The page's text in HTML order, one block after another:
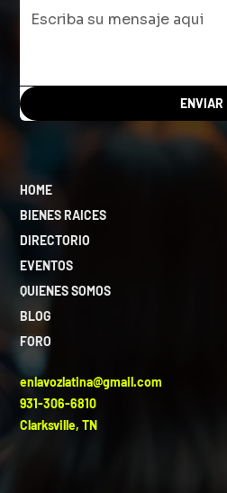
ENVIAR
HOME
BIENES RAICES
DIRECTORIO
EVENTOS
QUIENES SOMOS
BLOG
FORO
enlavozlatina@gmail.com
931-306-6810
Clarksville, TN